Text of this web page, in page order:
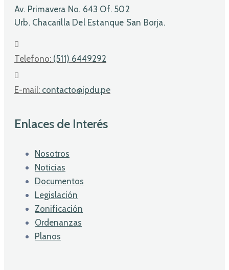
Av. Primavera No. 643 Of. 502
Urb. Chacarilla Del Estanque San Borja.
Telefono: (511) 6449292
E-mail: contacto@ipdu.pe
Enlaces de Interés
Nosotros
Noticias
Documentos
Legislación
Zonificación
Ordenanzas
Planos